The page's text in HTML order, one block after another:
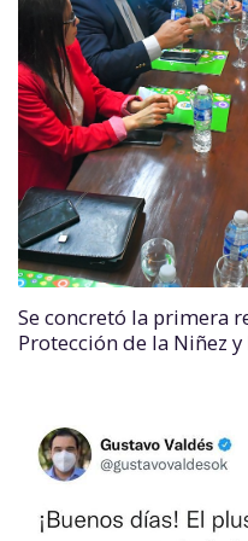
Se concretó la primera
Protección de la Niñez